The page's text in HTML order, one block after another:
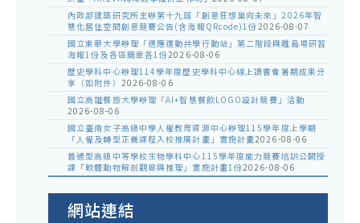
內政部建築研究所主辦第十九屆「創意狂想巢向未來」2026年智
慧化居住空間創意競賽公告(含海報QRcode)1份2026-08-07
國立東華大學辦理「適應運動共學行動站」第二階段與離島場研習
海報1份及各區簡章各1份2026-08-06
歷史學科中心辦理114學年度歷史學科中心線上讀書會暑期成果分
享（如附件） 2026-08-06
國立高雄餐旅大學辦理「AI+智慧餐飲LOGO設計競賽」活動
2026-08-06
國立臺南女子高級中學人權教育資源中心辦理115學年度上學期
「人權及轉型正義課程入校推廣計畫」實施計畫2026-08-06
普通型高級中等學校生物學科中心115學年度能力競賽培訓公開授
課「軟體動物解剖觀察與推理」實施計畫1份2026-08-06
網站連結